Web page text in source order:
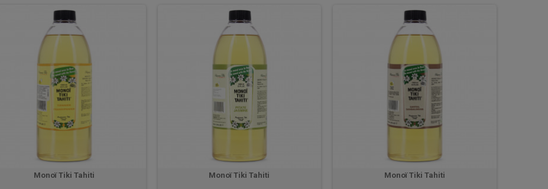
Monoï Tiki Tahiti Monoï Tiki Tahiti Monoï Tiki Tahiti